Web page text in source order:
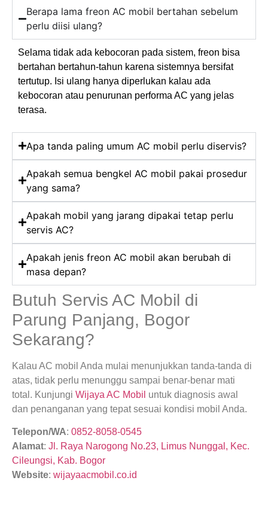
Berapa lama freon AC mobil bertahan sebelum
perlu diisi ulang?
Selama tidak ada kebocoran pada sistem, freon bisa
bertahan bertahun-tahun karena sistemnya bersifat
tertutup. Isi ulang hanya diperlukan kalau ada
kebocoran atau penurunan performa AC yang jelas
terasa.
Apa tanda paling umum AC mobil perlu diservis?
Apakah semua bengkel AC mobil pakai prosedur
yang sama?
Apakah mobil yang jarang dipakai tetap perlu
servis AC?
Apakah jenis freon AC mobil akan berubah di
masa depan?
Butuh Servis AC Mobil di
Parung Panjang, Bogor
Sekarang?
Kalau AC mobil Anda mulai menunjukkan tanda-tanda di
atas, tidak perlu menunggu sampai benar-benar mati
total. Kunjungi Wijaya AC Mobil untuk diagnosis awal
dan penanganan yang tepat sesuai kondisi mobil Anda.
Telepon/WA: 0852-8058-0545
Alamat: Jl. Raya Narogong No.23, Limus Nunggal, Kec.
Cileungsi, Kab. Bogor
Website: wijayaacmobil.co.id